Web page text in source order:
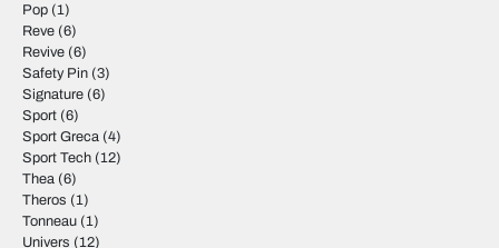
Pop (1)
Reve (6)
Revive (6)
Safety Pin (3)
Signature (6)
Sport (6)
Sport Greca (4)
Sport Tech (12)
Thea (6)
Theros (1)
Tonneau (1)
Univers (12)